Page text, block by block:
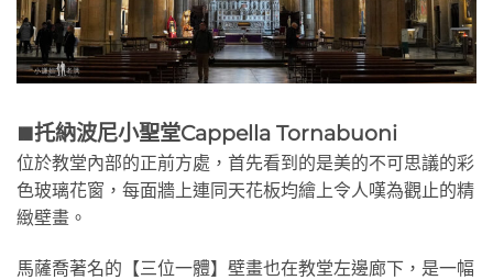
🟫托納波尼小聖堂Cappella Tornabuoni
位於教堂內部的正前方處，首先看到的是美的不可思議的彩
色玻璃花窗，每面牆上連同天花板均繪上令人嘆為觀止的精
緻壁畫。
馬薩喬著名的【三位一體】壁畫也在教堂左邊廊下，是一幅